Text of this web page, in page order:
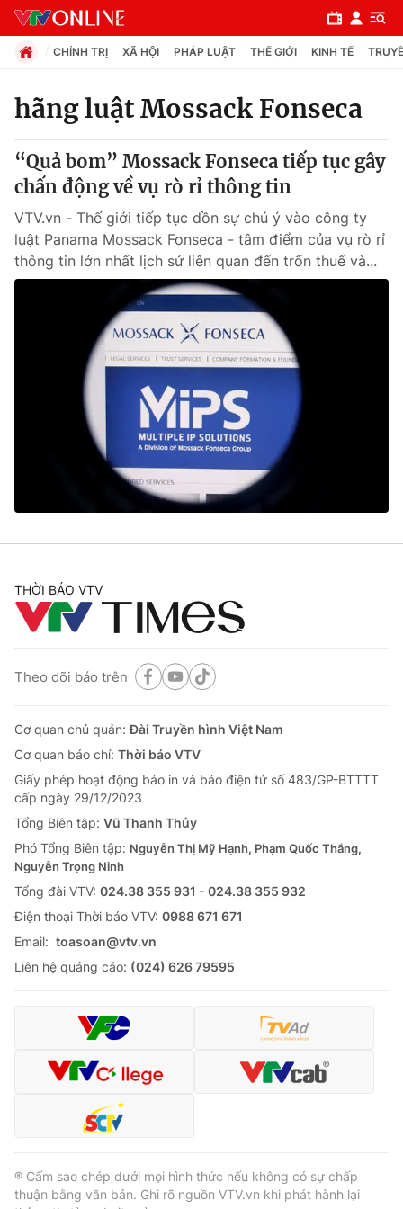
Chuyên mục
Chính trị
Xã hội
Pháp luật
Thế giới đó đây
Câu chuyện quốc tế
Thị trường
Góc doanh nghiệp
Dữ liệu và đời sống
Truyền hình
Phim VTV
Hậu trường
Giải sao mai
Giải trí
Điện ảnh
Âm nhạc
Du lịch
Làm đẹp
Chất lượng cuộc sống
Tuyển sinh
Học trực tuyến
Công nghệ
Hitech Công nghệ tương lai
Sản phẩm
Thị trường
Tư vấn
Giao lưu trực tuyến
Lịch phát sóng
Chuyên mục khác
Emagazine Podcast
Video Shorts video
VTV Money
VTV Sức khoẻ Bất động sản
CHÍNH TRỊ XÃ HỘI PHÁP LUẬT THẾ GIỚI KINH TẾ
hãng luật Mossack Fonseca
“Quả bom” Mossack Fonseca tiếp tục gây
chấn động về vụ rò rỉ thông tin
VTV.vn - Thế giới tiếp tục dồn sự chú ý vào công ty
luật Panama Mossack Fonseca - tâm điểm của vụ rò rỉ
thông tin lớn nhất lịch sử liên quan đến trốn thuế và...
THỜI BÁO VTV
Theo dõi báo trên
Cơ quan chủ quản:Đài Truyền hình Việt Nam
Cơ quan báo chí: Thời báo VTV
Giấy phép hoạt động báo in và báo điện tử số 483/GP-BTTTT
cấp ngày 29/12/2023
Tổng Biên tập: Vũ Thanh Thủy
Phó Tổng Biên tập: Nguyễn Thị Mỹ Hạnh, Phạm Quốc Thắng,
Nguyễn Trọng Ninh
Tổng đài VTV: 024.38 355 931 - 024.38 355 932
Ðiện thoại Thời báo VTV: 0988 671 671
Email: toasoan@vtv.vn
Liên hệ quảng cáo: (024) 626 79595
® Cấm sao chép dưới mọi hình thức nếu không có sự chấp
thuận bằng văn bản. Ghi rõ nguồn VTV.vn khi phát hành lại